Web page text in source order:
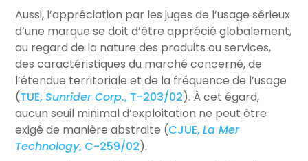
Aussi, l’appréciation par les juges de l’usage sérieux
d’une marque se doit d’être apprécié globalement,
au regard de la nature des produits ou services,
des caractéristiques du marché concerné, de
l’étendue territoriale et de la fréquence de l’usage
(TUE,Sunrider Corp., T-203/02). À cet égard,
aucun seuil minimal d’exploitation ne peut être
exigé de manière abstraite (CJUE,La Mer
Technology, C-259/02).